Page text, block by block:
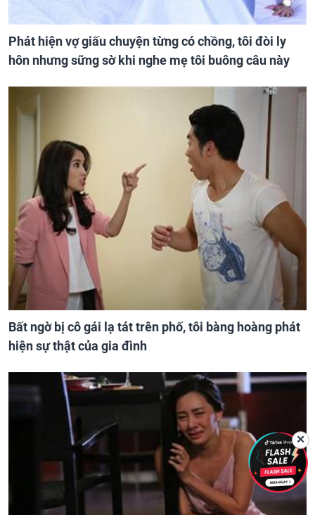
Phát hiện vợ giấu chuyện từng có chồng, tôi đòi ly
hôn nhưng sững sờ khi nghe mẹ tôi buông câu này
Bất ngờ bị cô gái lạ tát trên phố, tôi bàng hoàng phát
hiện sự thật của gia đình
✕